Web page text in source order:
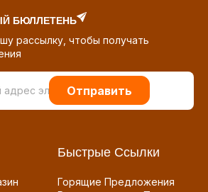
БЮЛЛЕТЕНЬ
рассылку, чтобы получать
Отправить
Быстрые Ссылки
Горящие Предложения